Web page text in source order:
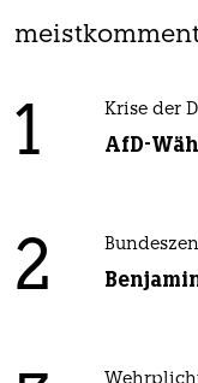
1 Krise der
AfD-
2